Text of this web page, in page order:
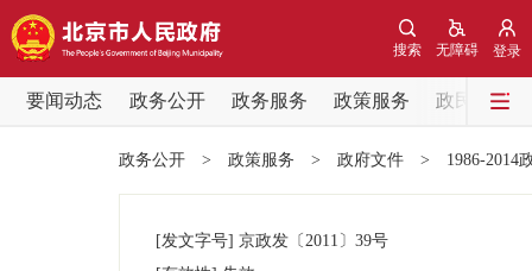
登录
无障碍
搜索
要闻动态 政务公开 政务服务 政策服务
政民互动
党中央精神
政务公开 > 政策服务 > 政府文件 > 1986-2014
[发文字号] 京政发 〔2011〕 39号